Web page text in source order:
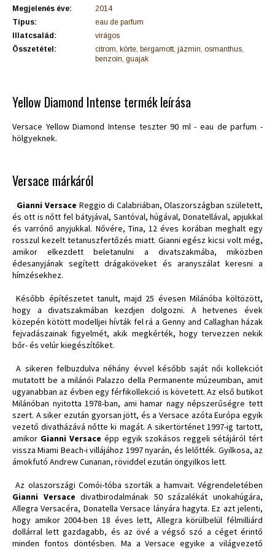
Megjelenés éve:
2014
Típus:
eau de parfum
Illatcsalád:
virágos
Összetétel:
citrom, körte, bergamott, jázmin, osmanthus,
benzoin, guajak
Yellow Diamond Intense termék leírása
Versace Yellow Diamond Intense teszter 90 ml - eau de parfum -
hölgyeknek.
Versace márkáról
Gianni Versace Reggio di Calabriában, Olaszországban született,
és ott is nőtt fel bátyjával, Santóval, húgával, Donatellával, apjukkal
és varrónő anyjukkal. Nővére, Tina, 12 éves korában meghalt egy
rosszul kezelt tetanuszfertőzés miatt. Gianni egész kicsi volt még,
amikor elkezdett beletanulni a divatszakmába, miközben
édesanyjának segített drágaköveket és aranyszálat keresni a
hímzésekhez.
Később építészetet tanult, majd 25 évesen Milánóba költözött,
hogy a divatszakmában kezdjen dolgozni. A hetvenes évek
közepén kötött modelljei hívták fel rá a Genny and Callaghan házak
fejvadászainak figyelmét, akik megkérték, hogy tervezzen nekik
bőr- és velúr kiegészítőket.
A sikeren felbuzdulva néhány évvel később saját női kollekciót
mutatott be a milánói Palazzo della Permanente múzeumban, amit
ugyanabban az évben egy férfikollekció is követett. Az első butikot
Milánóban nyitotta 1978-ban, ami hamar nagy népszerűségre tett
szert. A siker ezután gyorsan jött, és a Versace azóta Európa egyik
vezető divatházává nőtte ki magát. A sikertörténet 1997-ig tartott,
amikor Gianni Versace épp egyik szokásos reggeli sétájáról tért
vissza Miami Beach-i villájához 1997 nyarán, és lelőtték. Gyilkosa, az
ámokfutó Andrew Cunanan, röviddel ezután öngyilkos lett.
Az olaszországi Comói-tóba szorták a hamvait. Végrendeletében
Gianni Versace divatbirodalmának 50 százalékát unokahúgára,
Allegra Versacéra, Donatella Versace lányára hagyta. Ez azt jelenti,
hogy amikor 2004-ben 18 éves lett, Allegra körülbelül félmilliárd
dollárral lett gazdagabb, és az övé a végső szó a céget érintő
minden fontos döntésben. Ma a Versace egyike a világvezető